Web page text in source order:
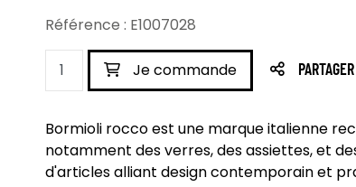
Référence : E1007028
Je commande PARTAGER
Bormioli rocco est une marque italienne
notamment des verres, des assiettes, et
d'articles alliant design contemporain et